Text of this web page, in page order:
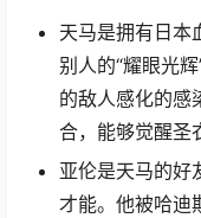
天马是拥有日本
别人的“耀眼光
的敌人感化的感
合，能够觉醒圣
亚伦是天马的好
才能。他被哈迪